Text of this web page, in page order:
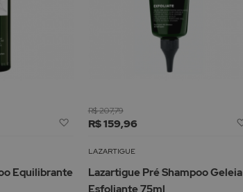
Adicionar
Lista
Desejos
Equilibrante
R$ 159,96
R$ 207,79
LAZARTIGUE
Lazartigue Pré Shampoo Geleia
Esfoliante 75ml